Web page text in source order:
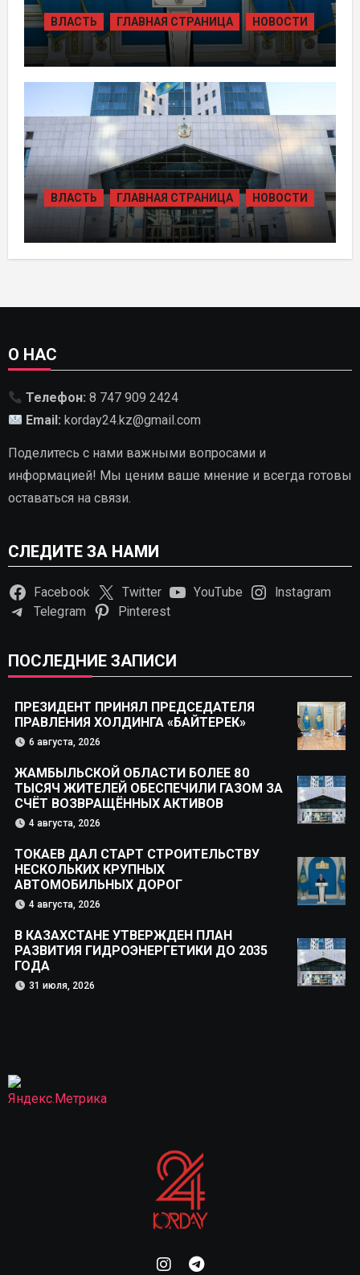
ВЛАСТЬ ГЛАВНАЯ СТРАНИЦА НОВОСТИ
ТОКАЕВ ДАЛ СТАРТ
СТРОИТЕЛЬСТВУ НЕСКОЛЬКИХ
КРУПНЫХ АВТОМОБИЛЬНЫХ ДОРОГ
ВЛАСТЬ ГЛАВНАЯ СТРАНИЦА НОВОСТИ
В КАЗАХСТАНЕ УТВЕРЖДЕН ПЛАН
РАЗВИТИЯ ГИДРОЭНЕРГЕТИКИ ДО
О НАС
Телефон: 8 747 909 2424
Email: korday24.kz@gmail.com
Поделитесь с нами важными вопросами и
информацией! Мы ценим ваше мнение и всегда готовы
оставаться на связи.
СЛЕДИТЕ ЗА НАМИ
Facebook Twitter YouTube
Instagram
Telegram
Pinterest
ПОСЛЕДНИЕ ЗАПИСИ
ПРЕЗИДЕНТ ПРИНЯЛ ПРЕДСЕДАТЕЛЯ
ПРАВЛЕНИЯ ХОЛДИНГА «БАЙТЕРЕК»
6 августа, 2026
ЖАМБЫЛЬСКОЙ ОБЛАСТИ БОЛЕЕ 80
ТЫСЯЧ ЖИТЕЛЕЙ ОБЕСПЕЧИЛИ ГАЗОМ ЗА
СЧЁТ ВОЗВРАЩЁННЫХ АКТИВОВ
4 августа, 2026
ТОКАЕВ ДАЛ СТАРТ СТРОИТЕЛЬСТВУ
НЕСКОЛЬКИХ КРУПНЫХ
АВТОМОБИЛЬНЫХ ДОРОГ
4 августа, 2026
В КАЗАХСТАНЕ УТВЕРЖДЕН ПЛАН
РАЗВИТИЯ ГИДРОЭНЕРГЕТИКИ ДО 2035
ГОДА
31 июля, 2026